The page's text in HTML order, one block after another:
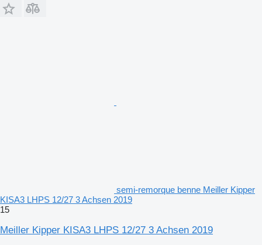
semi-remorque benne Meiller Kipper
KISA3 LHPS 12/27 3 Achsen 2019
15
Meiller Kipper KISA3 LHPS 12/27 3 Achsen 2019